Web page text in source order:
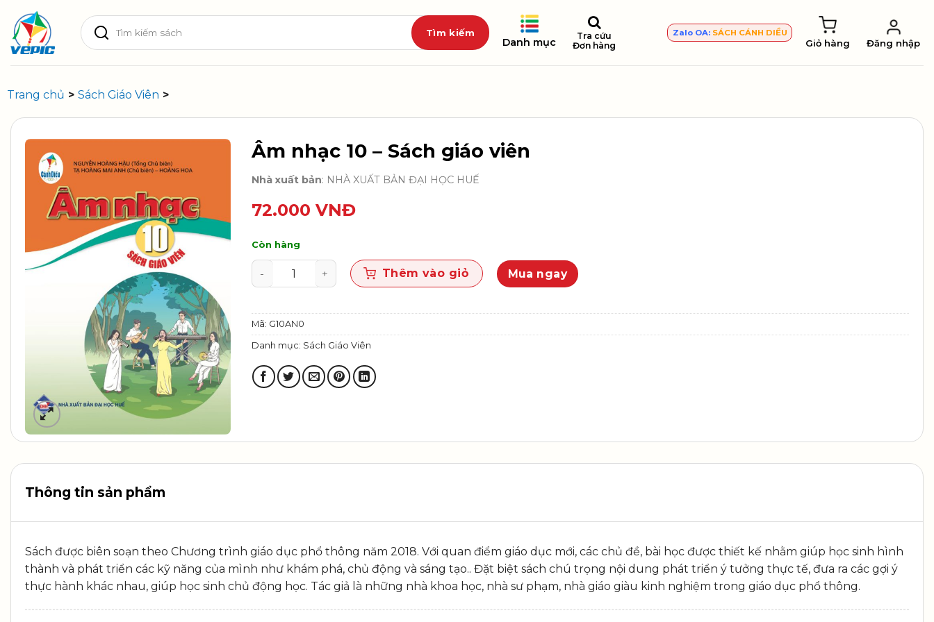
content
Tìm
kiếm:
Danh mục
Tra cứu
Đơn hàng
Zalo OA: SÁCH CÁNH DIỀU
Giỏ hàng Đăng nhập
Trang chủ > Sách Giáo Viên >
Âm nhạc 10 – Sách giáo viên
Nhà xuất bản: NHÀ XUẤT BẢN ĐẠI HỌC HUẾ
72.000 VNĐ
Còn hàng
Âm nhạc 10 - Sách giáo viên số lượng
Thêm vào giỏ Mua ngay
Mã: G10AN0
Danh mục: Sách Giáo Viên
Thông tin sản phẩm
Sách được biên soạn theo Chương trình giáo dục phổ thông năm 2018. Với quan điểm giáo dục mới, các chủ đề, bài học được thiết kế nhằm giúp học sinh hình
thành và phát triển các kỹ năng của mình như khám phá, chủ động và sáng tạo.. Đặt biệt sách chú trọng nội dung phát triển ý tưởng thực tế, đưa ra các gợi ý
thực hành khác nhau, giúp học sinh chủ động học. Tác giả là những nhà khoa học, nhà sư phạm, nhà giáo giàu kinh nghiệm trong giáo dục phổ thông.